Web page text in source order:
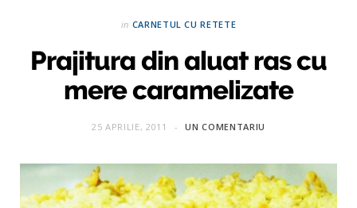
in CARNETUL CU RETETE
Prajitura din aluat ras cu
mere caramelizate
25 APRILIE, 2011 UN COMENTARIU